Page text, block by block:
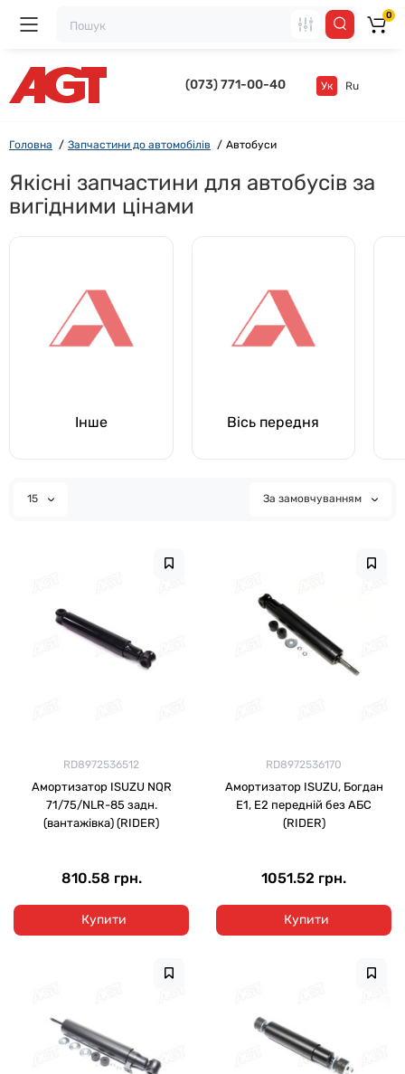
(073) 771-00-40 Ук Ru
0
Головна Запчастини до автомобілів Автобуси
Якісні запчастини для автобусів за
вигідними цінами
Інше Вісь передня
15 За замовчуванням
RD8972536512
Амортизатор ISUZU NQR
71/75/NLR-85 задн.
(вантажівка) (RIDER)
810.58 грн.
Купити
RD8972536170
Амортизатор ISUZU, Богдан
Е1, Е2 передній без АБС
(RIDER)
1051.52 грн.
Купити